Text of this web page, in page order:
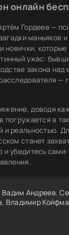
онлайн
Гордеев —
маньяков
новички,
ужас:
закона
—
доводя
в
реальностью.
станет
убедитесь
Вадим Андреев,
, Владимир